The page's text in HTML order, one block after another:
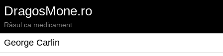
DragosMone.ro
Râsul ca medicament
George Carlin